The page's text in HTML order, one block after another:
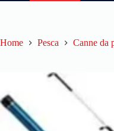
Home Pesca Canne da